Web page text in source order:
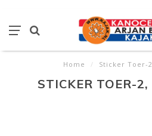
Home / Sticker Toer-
STICKER TOER-